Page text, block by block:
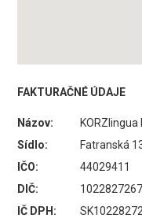
FAKTURAČNÉ ÚDAJE
Názov:
KORZlingua
Sídlo:
Fatranská
IČO:
44029411
DIČ:
1022827267
IČ DPH: